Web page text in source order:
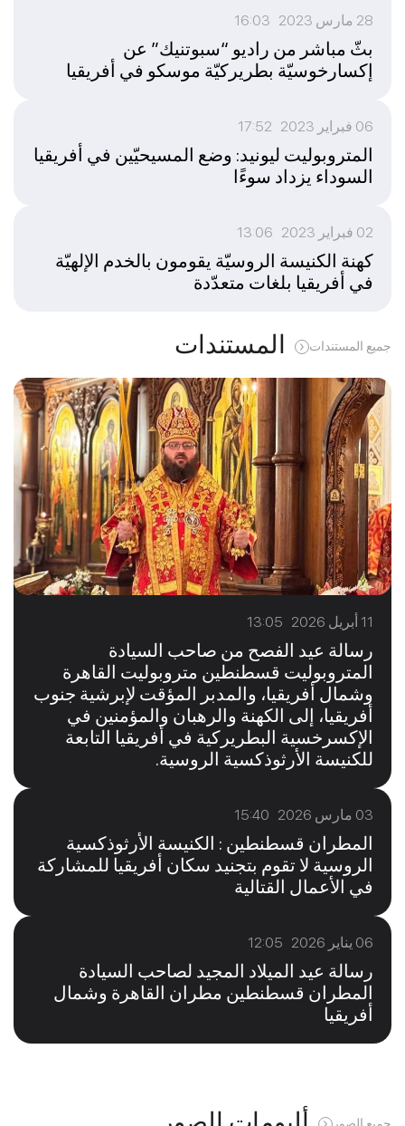
28 مارس 2023 16:03
بثّ مباشر من راديو “سبوتنيك” عن
إكسارخوسيّة بطريركيّة موسكو في أفريقيا
06 فبراير 2023 17:52
المتروبوليت ليونيد: وضع المسيحيّين في أفريقيا
السوداء يزداد سوءًا
02 فبراير 2023 13:06
كهنة الكنيسة الروسيّة يقومون بالخدم الإلهيّة
في أفريقيا بلغات متعدّدة
المستندات جميع المستندات
11 أبريل 2026 13:05
رسالة عيد الفصح من صاحب السيادة
المتروبوليت قسطنطين متروبوليت القاهرة
وشمال أفريقيا، والمدبر المؤقت لإبرشية جنوب
أفريقيا، إلى الكهنة والرهبان والمؤمنين في
الإكسرخسية البطريركية في أفريقيا التابعة
للكنيسة الأرثوذكسية الروسية.
03 مارس 2026 15:40
المطران قسطنطين : الكنيسة الأرثوذكسية
الروسية لا تقوم بتجنيد سكان أفريقيا للمشاركة
في الأعمال القتالية
06 يناير 2026 12:05
رسالة عيد الميلاد المجيد لصاحب السيادة
المطران قسطنطين مطران القاهرة وشمال
أفريقيا